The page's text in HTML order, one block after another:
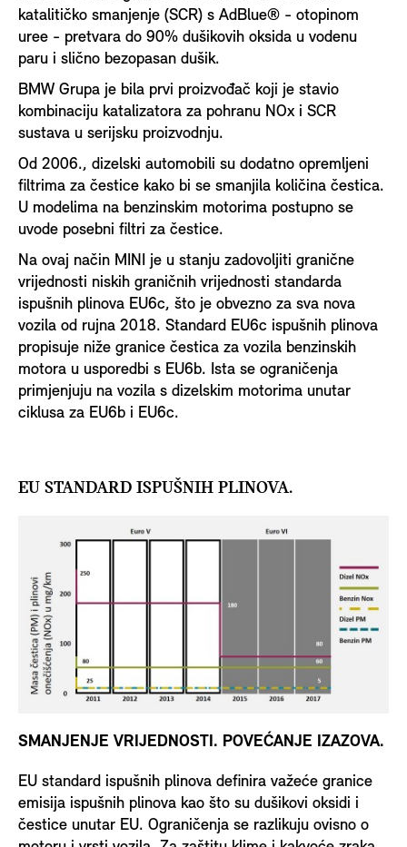
katalitičko smanjenje (SCR) s AdBlue® - otopinom
uree - pretvara do 90% dušikovih oksida u vodenu
paru i slično bezopasan dušik.
BMW Grupa je bila prvi proizvođač koji je stavio
kombinaciju katalizatora za pohranu NOx i SCR
sustava u serijsku proizvodnju.
Od 2006., dizelski automobili su dodatno opremljeni
filtrima za čestice kako bi se smanjila količina čestica.
U modelima na benzinskim motorima postupno se
uvode posebni filtri za čestice.
Na ovaj način MINI je u stanju zadovoljiti granične
vrijednosti niskih graničnih vrijednosti standarda
ispušnih plinova EU6c, što je obvezno za sva nova
vozila od rujna 2018. Standard EU6c ispušnih plinova
propisuje niže granice čestica za vozila benzinskih
motora u usporedbi s EU6b. Ista se ograničenja
primjenjuju na vozila s dizelskim motorima unutar
ciklusa za EU6b i EU6c.
EU STANDARD ISPUŠNIH PLINOVA.
SMANJENJE VRIJEDNOSTI. POVEĆANJE IZAZOVA.
EU standard ispušnih plinova definira važeće granice
emisija ispušnih plinova kao što su dušikovi oksidi i
čestice unutar EU. Ograničenja se razlikuju ovisno o